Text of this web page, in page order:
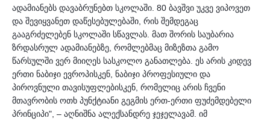
ადამიანებს დავაბრუნებთ სკოლაში. 80 ბავშვი უკვე ვიპოვეთ
და შევიყვანეთ დაწესებულებაში, რის შემდეგაც
გააგრძელებენ სკოლაში სწავლას. მათ შორის საუბარია
ზრდასრულ ადამიანებზე, რომლებმაც მიზეზთა გამო
წარსულში ვერ მიიღეს სასკოლო განათლება. ეს არის კიდევ
ერთი ნაბიჯი ევროპისკენ, ნაბიჯი პროფესიული და
პიროვნული თავისუფლებისკენ, რომელიც არის ჩვენი
მთავრობის ოთხ პუნქტიანი გეგმის ერთ-ერთი ფუძემდებელი
პრინციპი", – აღნიშნა ალექსანდრე ჯეჯელავამ. იმ